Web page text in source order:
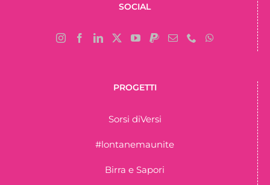
SOCIAL
PROGETTI
Sorsi diVersi
#lontanemaunite
Birra e Sapori